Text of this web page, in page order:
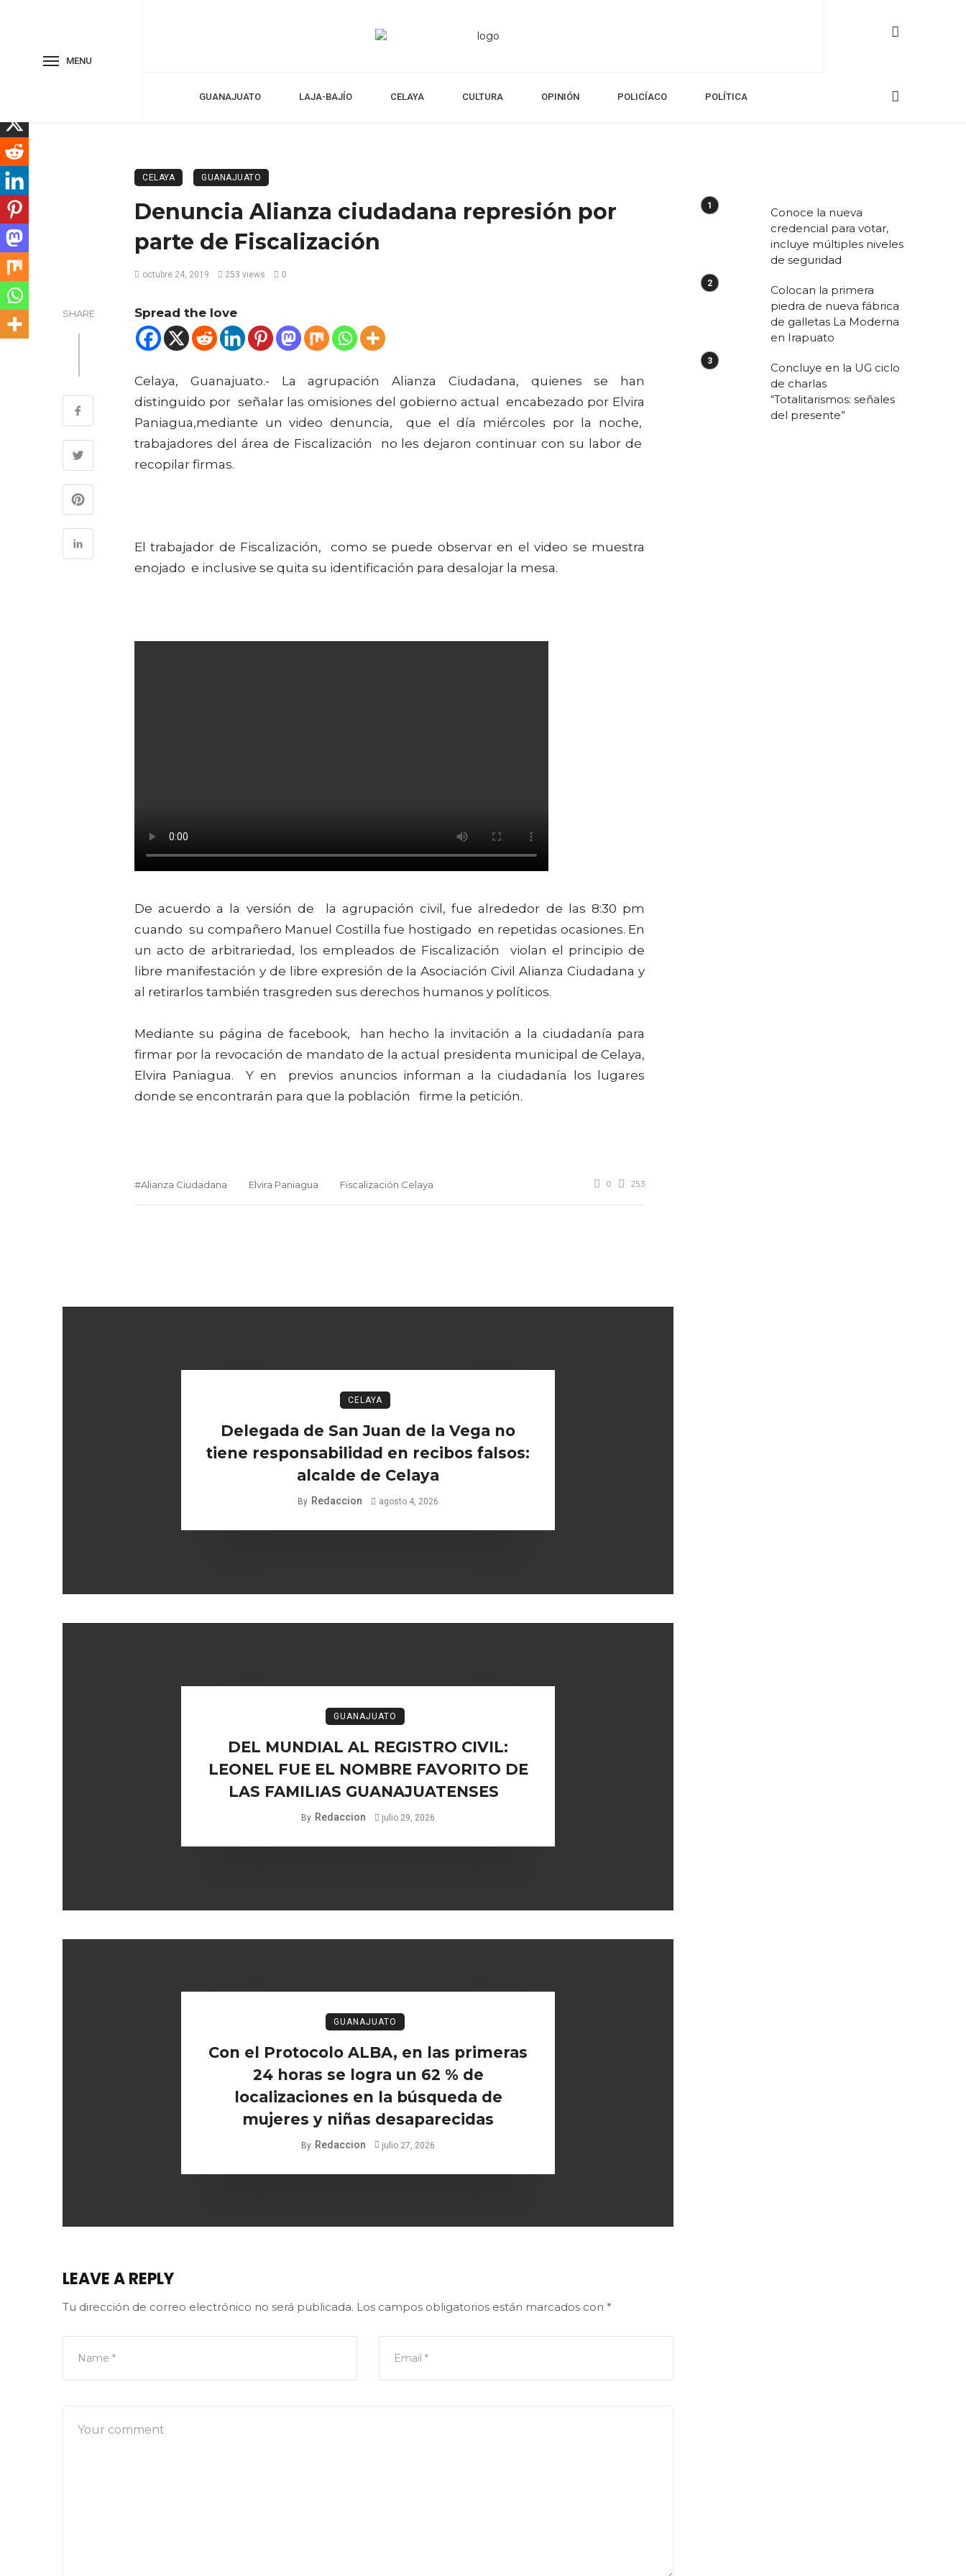
MENU
GUANAJUATO LAJA-BAJÍO CELAYA CULTURA OPINIÓN POLICÍACO POLÍTICA
CELAYA GUANAJUATO
Denuncia Alianza ciudadana represión por
parte de Fiscalización
octubre 24, 2019 253 views 0
SHARE Spread the love
Celaya, Guanajuato.- La agrupación Alianza Ciudadana, quienes se han
distinguido por señalar las omisiones del gobierno actual encabezado por Elvira
Paniagua,mediante un video denuncia, que el día miércoles por la noche,
trabajadores del área de Fiscalización no les dejaron continuar con su labor de
recopilar firmas.
El trabajador de Fiscalización, como se puede observar en el video se muestra
enojado e inclusive se quita su identificación para desalojar la mesa.
De acuerdo a la versión de la agrupación civil, fue alrededor de las 8:30 pm
cuando su compañero Manuel Costilla fue hostigado en repetidas ocasiones. En
un acto de arbitrariedad, los empleados de Fiscalización violan el principio de
libre manifestación y de libre expresión de la Asociación Civil Alianza Ciudadana y
al retirarlos también trasgreden sus derechos humanos y políticos.
Mediante su página de facebook, han hecho la invitación a la ciudadanía para
firmar por la revocación de mandato de la actual presidenta municipal de Celaya,
Elvira Paniagua. Y en previos anuncios informan a la ciudadanía los lugares
donde se encontrarán para que la población firme la petición.
#Alianza Ciudadana Elvira Paniagua Fiscalización Celaya 0 253
CELAYA
Delegada de San Juan de la Vega no
tiene responsabilidad en recibos falsos:
alcalde de Celaya
By Redaccion agosto 4, 2026
GUANAJUATO
DEL MUNDIAL AL REGISTRO CIVIL:
LEONEL FUE EL NOMBRE FAVORITO DE
LAS FAMILIAS GUANAJUATENSES
By Redaccion julio 29, 2026
GUANAJUATO
Con el Protocolo ALBA, en las primeras
24 horas se logra un 62 % de
localizaciones en la búsqueda de
mujeres y niñas desaparecidas
By Redaccion julio 27, 2026
LEAVE A REPLY
Tu dirección de correo electrónico no será publicada. Los campos obligatorios están marcados con *
Conoce la nueva
credencial para votar,
incluye múltiples niveles
de seguridad
Colocan la primera
piedra de nueva fábrica
de galletas La Moderna
en Irapuato
Concluye en la UG ciclo
de charlas
“Totalitarismos: señales
del presente”